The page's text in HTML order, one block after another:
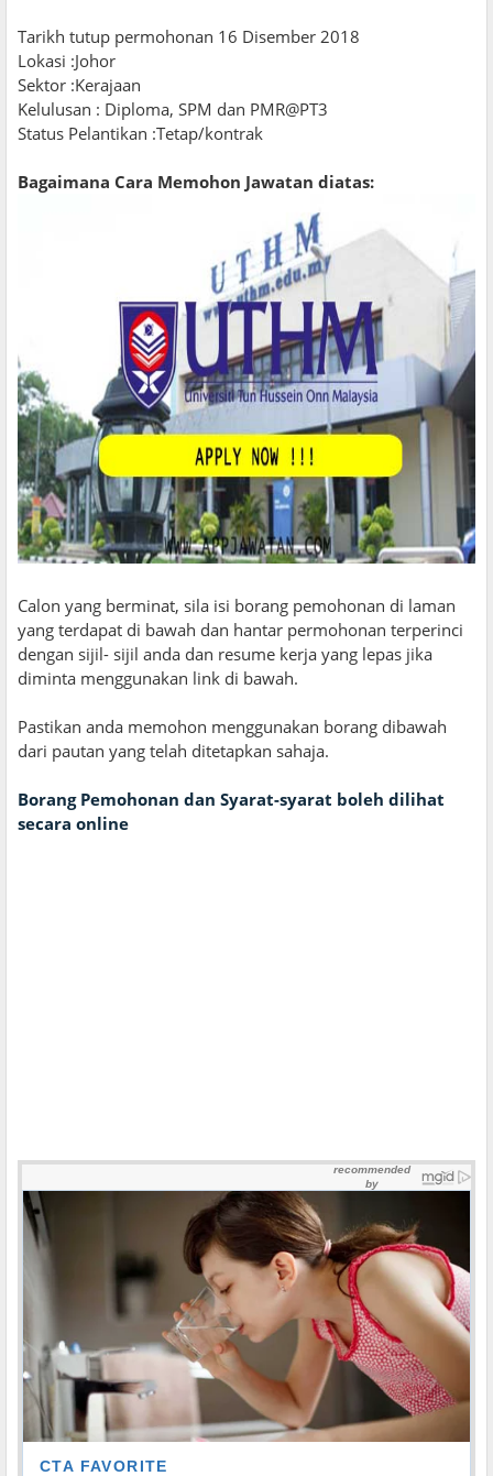
Tarikh tutup permohonan 16 Disember 2018
Lokasi :Johor
Sektor :Kerajaan
Kelulusan : Diploma, SPM dan PMR@PT3
Status Pelantikan :Tetap/kontrak
Bagaimana Cara Memohon Jawatan diatas:
Calon yang berminat, sila isi borang pemohonan di laman
yang terdapat di bawah dan hantar permohonan terperinci
dengan sijil- sijil anda dan resume kerja yang lepas jika
diminta menggunakan link di bawah.
Pastikan anda memohon menggunakan borang dibawah
dari pautan yang telah ditetapkan sahaja.
Borang Pemohonan dan Syarat-syarat boleh dilihat
secara online